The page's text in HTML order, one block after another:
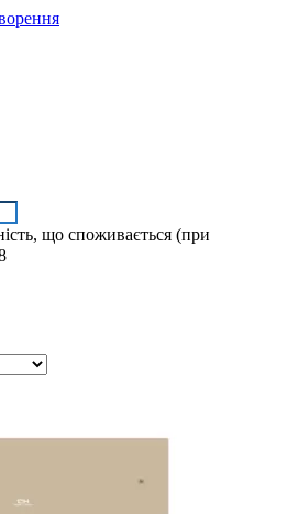
що споживається (при